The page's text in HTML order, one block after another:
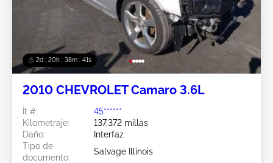
2d : 20h : 38m : 38s
2010 CHEVROLET Camaro 3.6L
Ít #:
45******
Kilometraje:
137,372 millas
Daño:
Interfaz
Tipo de
documento:
Salvage Illinois